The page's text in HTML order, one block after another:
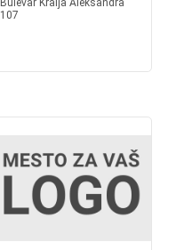
Bulevar Kralja Aleksandra
107